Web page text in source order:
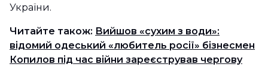
України.
Читайте також: Вийшов «сухим з води»:
відомий одеський «любитель росії» бізнесмен
Копилов під час війни зареєстрував чергову